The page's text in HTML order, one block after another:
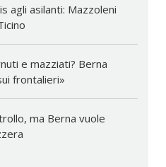
agli asilanti: Mazzoleni
e mazziati? Berna
frontalieri»
ma Berna vuole